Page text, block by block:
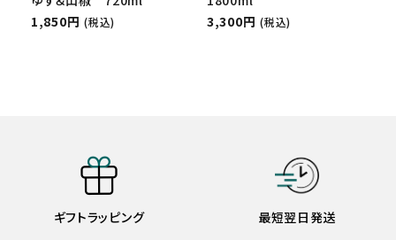
1,850円 (税込)
3,300円 (税込)
ギフトラッピング 最短翌日発送